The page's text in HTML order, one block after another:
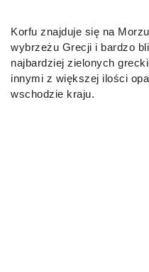
Korfu znajduje się na
wybrzeżu Grecji i bardzo
najbardziej zielonych
innymi z większej ilości
wschodzie kraju.